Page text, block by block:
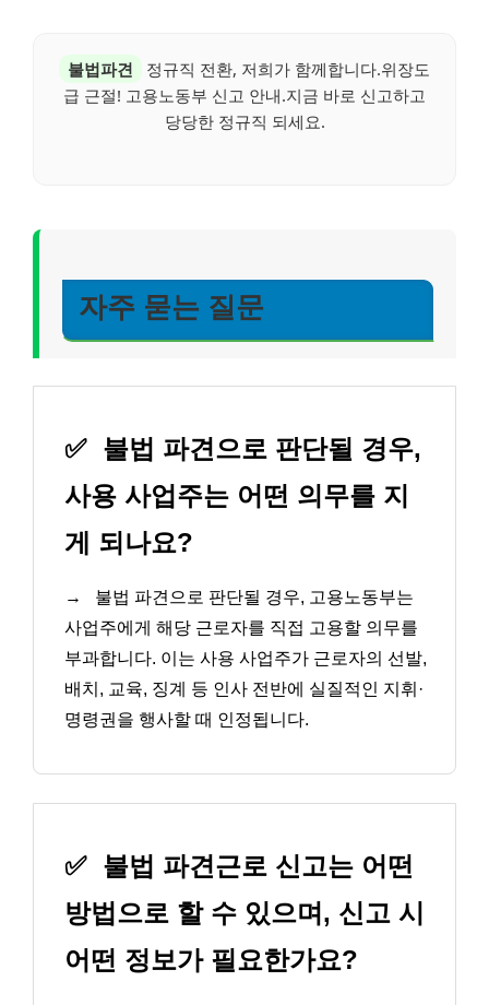
불법파견
정규직 전환, 저희가 함께합니다.위장도
급 근절! 고용노동부 신고 안내.지금 바로 신고하고
당당한 정규직 되세요.
자주 묻는 질문
✅ 불법 파견으로 판단될 경우,
사용 사업주는 어떤 의무를 지
게 되나요?
→
불법 파견으로 판단될 경우, 고용노동부는
사업주에게 해당 근로자를 직접 고용할 의무를
부과합니다. 이는 사용 사업주가 근로자의 선발,
배치, 교육, 징계 등 인사 전반에 실질적인 지휘·
명령권을 행사할 때 인정됩니다.
✅ 불법 파견근로 신고는 어떤
방법으로 할 수 있으며, 신고 시
어떤 정보가 필요한가요?